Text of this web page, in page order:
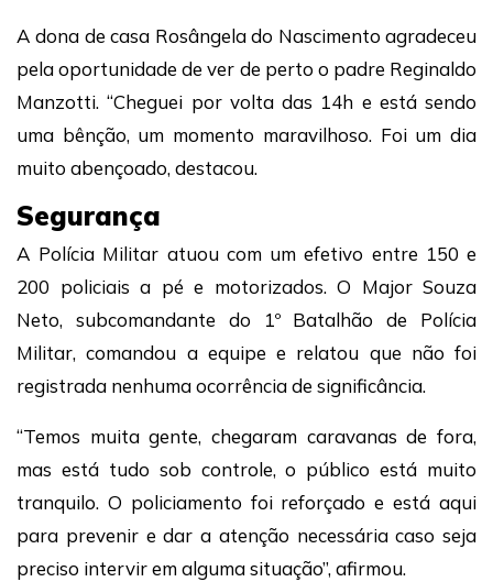
A dona de casa Rosângela do Nascimento agradeceu
pela oportunidade de ver de perto o padre Reginaldo
Manzotti. “Cheguei por volta das 14h e está sendo
uma bênção, um momento maravilhoso. Foi um dia
muito abençoado, destacou.
Segurança
A Polícia Militar atuou com um efetivo entre 150 e
200 policiais a pé e motorizados. O Major Souza
Neto, subcomandante do 1º Batalhão de Polícia
Militar, comandou a equipe e relatou que não foi
registrada nenhuma ocorrência de significância.
“Temos muita gente, chegaram caravanas de fora,
mas está tudo sob controle, o público está muito
tranquilo. O policiamento foi reforçado e está aqui
para prevenir e dar a atenção necessária caso seja
preciso intervir em alguma situação”, afirmou.